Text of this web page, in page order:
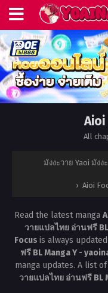
All
มังงะวาย Yaoi มัง
› Aioi
Read the latest manga
วายแปลไทย อ่านฟรี
Focus is always
ฟรี BL Manga Y -
manga updates. A list
วายแปลไทย อ่านฟรี BL